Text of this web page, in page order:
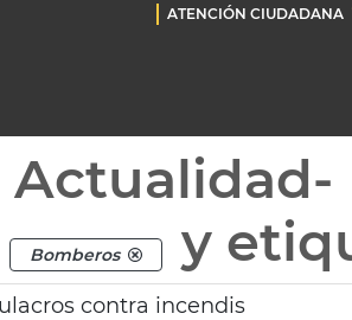
ATENCIÓN CIUDADANA
Bomberos y
contra incendis